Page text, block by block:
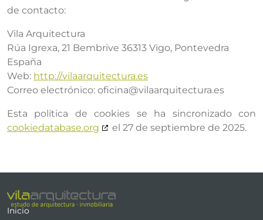
de contacto:
Vila Arquitectura
Rúa Igrexa, 21 Bembrive 36313 Vigo, Pontevedra
España
Web: http://vilaarquitectura.es
Correo electrónico: oficina@vilaarquitectura.es
Esta política de cookies se ha sincronizado con
cookiedatabase.org
el 27 de septiembre de 2025.
Inicio